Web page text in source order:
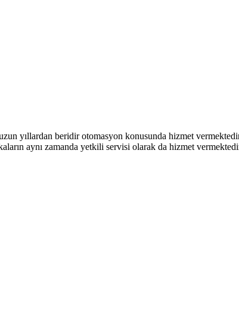
yıllardan beridir otomasyon konusunda hizmet
aynı zamanda yetkili servisi olarak da hizmet